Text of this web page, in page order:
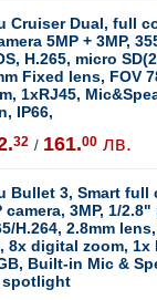
Cruiser Dual, full
5MP + 3MP,
H.265, micro
Fixed lens, FOV
1xRJ45,
IP66,
32 / 161.00 лв.
Bullet 3, Smart
camera, 3MP, 1/
H.264, 2.8mm
8x digital zoom, 1x
Built-in Mic &
spotlight